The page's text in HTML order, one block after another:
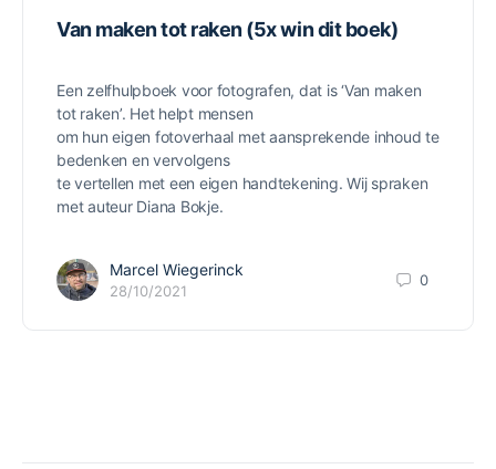
Van maken tot raken (5x win dit boek)
Een zelfhulpboek voor fotografen, dat is ‘Van maken
tot raken’. Het helpt mensen
om hun eigen fotoverhaal met aansprekende inhoud te
bedenken en vervolgens
te vertellen met een eigen handtekening. Wij spraken
met auteur Diana Bokje.
Marcel Wiegerinck
28/10/2021
0